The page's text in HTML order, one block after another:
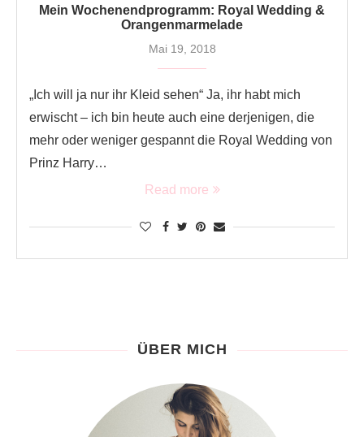
Mein Wochenendprogramm: Royal Wedding &
Orangenmarmelade
Mai 19, 2018
„Ich will ja nur ihr Kleid sehen“ Ja, ihr habt mich
erwischt – ich bin heute auch eine derjenigen, die
mehr oder weniger gespannt die Royal Wedding von
Prinz Harry…
Read more
ÜBER MICH